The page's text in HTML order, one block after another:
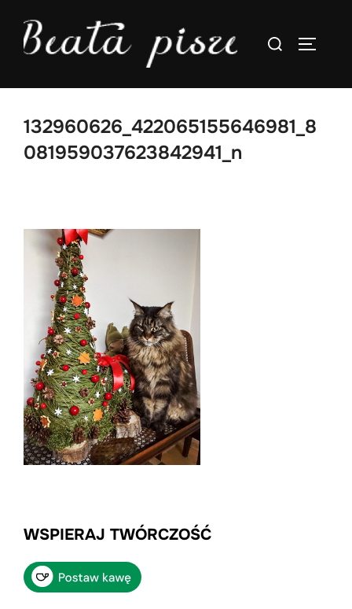
content
Search
132960626_422065155646981_8
081959037623842941_n
WSPIERAJ TWÓRCZOŚĆ